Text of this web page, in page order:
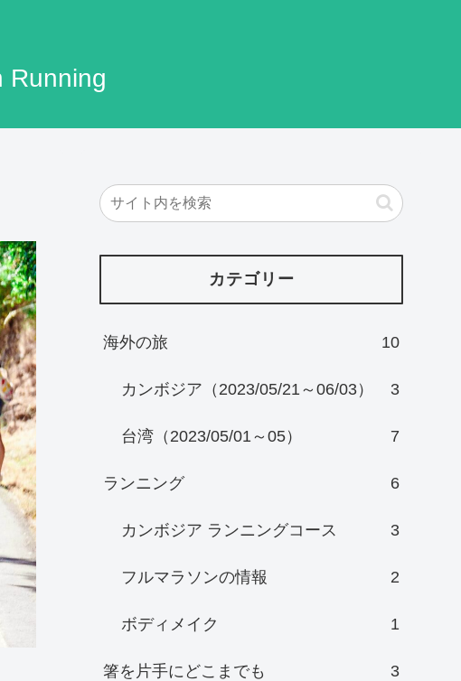
Running
カテゴリー
海外の旅 10
カンボジア（2023/05/21～06/03） 3
台湾（2023/05/01～05） 7
ランニング 6
カンボジア ランニングコース 3
フルマラソンの情報 2
ボディメイク 1
箸を片手にどこまでも 3